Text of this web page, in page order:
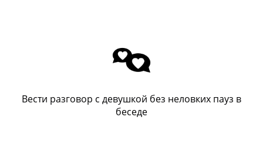
Вести разговор с девушкой без неловких пауз в
беседе